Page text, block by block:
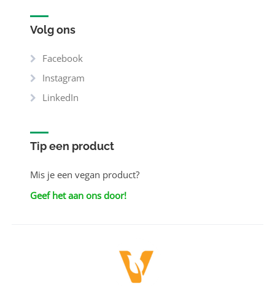
Volg ons
Facebook
Instagram
LinkedIn
Tip een product
Mis je een vegan product?
Geef het aan ons door!